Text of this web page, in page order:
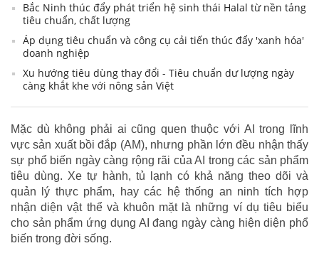
Bắc Ninh thúc đẩy phát triển hệ sinh thái Halal từ nền tảng
tiêu chuẩn, chất lượng
Áp dụng tiêu chuẩn và công cụ cải tiến thúc đẩy 'xanh hóa'
doanh nghiệp
Xu hướng tiêu dùng thay đổi - Tiêu chuẩn dư lượng ngày
càng khắt khe với nông sản Việt
Mặc dù không phải ai cũng quen thuộc với AI trong lĩnh
vực sản xuất bồi đắp (AM), nhưng phần lớn đều nhận thấy
sự phổ biến ngày càng rộng rãi của AI trong các sản phẩm
tiêu dùng. Xe tự hành, tủ lạnh có khả năng theo dõi và
quản lý thực phẩm, hay các hệ thống an ninh tích hợp
nhận diện vật thể và khuôn mặt là những ví dụ tiêu biểu
cho sản phẩm ứng dụng AI đang ngày càng hiện diện phổ
biến trong đời sống.